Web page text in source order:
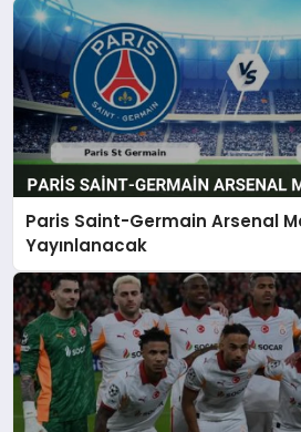
Paris Saint-Germain Arsenal
Yayınlanacak